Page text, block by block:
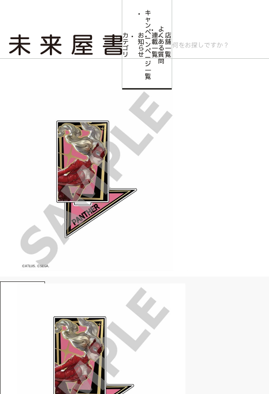
カ
テ
ゴ
リ
お
知
ら
せ
キ
ャ
ン
ペ
ー
ン
ペ
ー
ジ
一
覧
連
載
一
覧
よ
く
あ
る
質
問
店
舗
一
覧
「P5R＆P5X」アクリルスタンドフィギュア【パンサー】